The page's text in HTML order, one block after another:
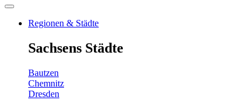
Regionen & Städte
Sachsens Städte
Bautzen
Chemnitz
Dresden